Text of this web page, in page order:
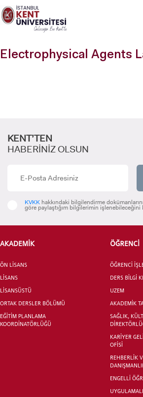
Lütfen
dikkat:
Bu
bir
ADAY
INTERNATIONAL
LİSANSÜSTÜ EĞİTİM ENSTİTÜSÜ
Electrophysical Agents
KENT’TEN
HABERİNİZ OLSUN
KVKK hakkındaki bilgilendirme
göre paylaştığım bilgilerimin işlenebileceğini
AKADEMİK
ÖN LİSANS
LİSANS
LİSANSÜSTÜ
ORTAK DERSLER BÖLÜMÜ
EĞİTİM PLANLAMA
KOORDİNATÖRLÜĞÜ
ÖĞRENCİ
ÖĞRENCİ
DERS BİLGİ
UZEM
AKADEMİK
SAĞLIK,
KARİYER
OFİSİ
REHBERLİK
ENGELLİ